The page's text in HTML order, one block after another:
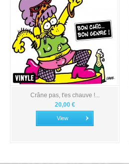
Crâne pas, t'es chauve !...
20,00 €
View